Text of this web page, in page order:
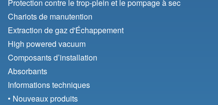
Protection contre le trop-plein et le pompage à sec
Chariots de manutention
Extraction de gaz d'Échappement
High powered vacuum
Composants d’installation
Absorbants
Informations techniques
• Nouveaux produits